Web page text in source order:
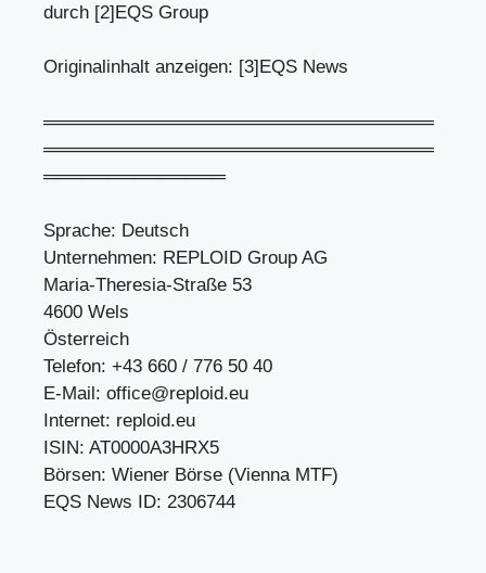
durch [2]EQS Group
Originalinhalt anzeigen: [3]EQS News
══════════════════════════════
══════════════════════════════
══════════════
Sprache: Deutsch
Unternehmen: REPLOID Group AG
Maria-Theresia-Straße 53
4600 Wels
Österreich
Telefon: +43 660 / 776 50 40
E-Mail: office@reploid.eu
Internet: reploid.eu
ISIN: AT0000A3HRX5
Börsen: Wiener Börse (Vienna MTF)
EQS News ID: 2306744